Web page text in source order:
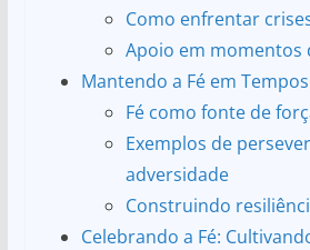
Como enfrentar
Apoio em momentos
Mantendo a Fé em
Fé como fonte de
Exemplos de
adversidade
Construindo
Celebrando a Fé: